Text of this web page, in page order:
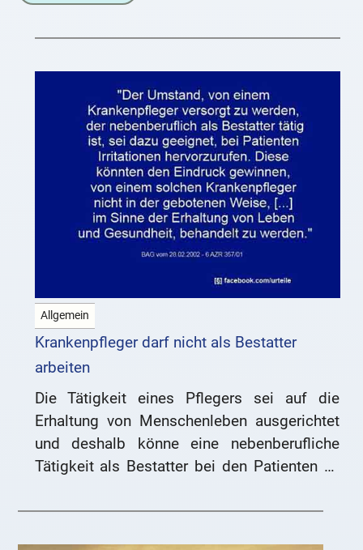
Allgemein
Krankenpfleger darf nicht als Bestatter
arbeiten
Die Tätigkeit eines Pflegers sei auf die
Erhaltung von Menschenleben ausgerichtet
und deshalb könne eine nebenberufliche
Tätigkeit als Bestatter bei den Patienten zu